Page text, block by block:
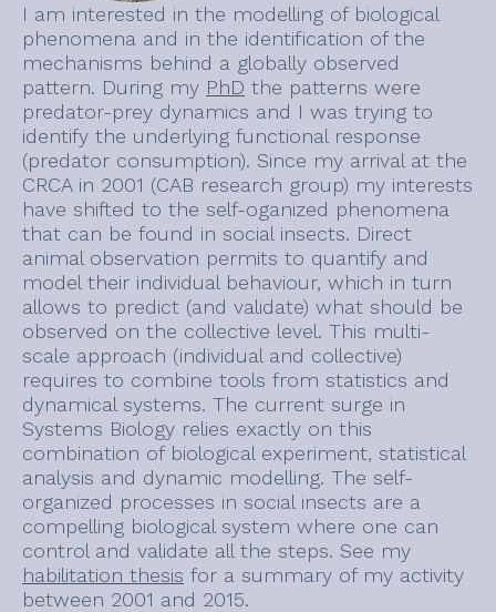
I am interested in the modelling of biological
phenomena and in the identification of the
mechanisms behind a globally observed
pattern. During my PhD the patterns were
predator-prey dynamics and I was trying to
identify the underlying functional response
(predator consumption). Since my arrival at the
CRCA in 2001 (CAB research group) my interests
have shifted to the self-oganized phenomena
that can be found in social insects. Direct
animal observation permits to quantify and
model their individual behaviour, which in turn
allows to predict (and validate) what should be
observed on the collective level. This multi-
scale approach (individual and collective)
requires to combine tools from statistics and
dynamical systems. The current surge in
Systems Biology relies exactly on this
combination of biological experiment, statistical
analysis and dynamic modelling. The self-
organized processes in social insects are a
compelling biological system where one can
control and validate all the steps. See my
habilitation thesis for a summary of my activity
between 2001 and 2015.